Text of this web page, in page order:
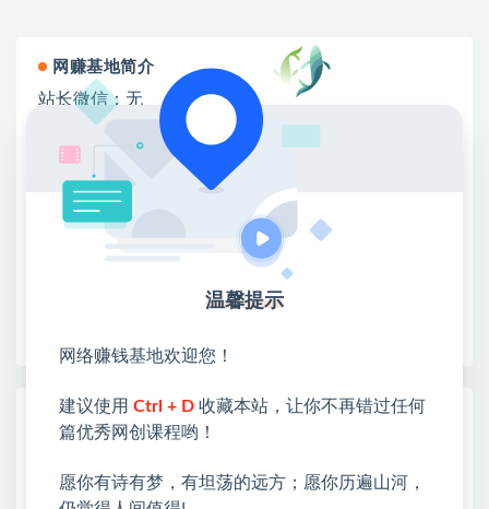
网赚基地简介
站长微信：无
❤本站：本站整合多方资源站，主要面向互联网创业
类&副业类，资源丰富 物超所值。
❤能助您：找项目 + 低成本创业 + 减少信息差 + 见识
各种项目 + 提升网创认知。
❤本站为众多团队提供了重要价值，也为众多创业者
❤如果您也依存于互联网，欢迎加入本站会员，将尽
热门课程展示
让你的才华直接变现，三大核心模块带你构
建Al设计x派单变现的完整闭环
温馨提示
网络赚钱基地欢迎您！
建议使用 Ctrl + D 收藏本站，让你不再错过任何
篇优秀网创课程哟！
愿你有诗有梦，有坦荡的远方；愿你历遍山河，